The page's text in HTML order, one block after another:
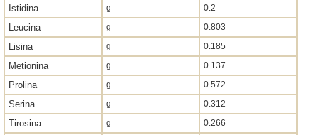
Istidina g 0.2
Leucina g 0.803
Lisina g 0.185
Metionina g 0.137
Prolina g 0.572
Serina g 0.312
Tirosina g 0.266